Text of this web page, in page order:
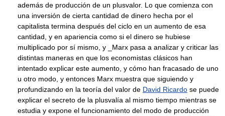
además de producción de un plusvalor. Lo que comienza con
una inversión de cierta cantidad de dinero hecha por el
capitalista termina después del ciclo en un aumento de esa
cantidad, y en apariencia como si el dinero se hubiese
multiplicado por sí mismo, y _Marx pasa a analizar y criticar las
distintas maneras en que los economistas clásicos han
intentado explicar este aumento, y cómo han fracasado de uno
u otro modo, y entonces Marx muestra que siguiendo y
profundizando en la teoría del valor de David Ricardo se puede
explicar el secreto de la plusvalía al mismo tiempo mientras se
estudia y expone el funcionamiento del modo de producción